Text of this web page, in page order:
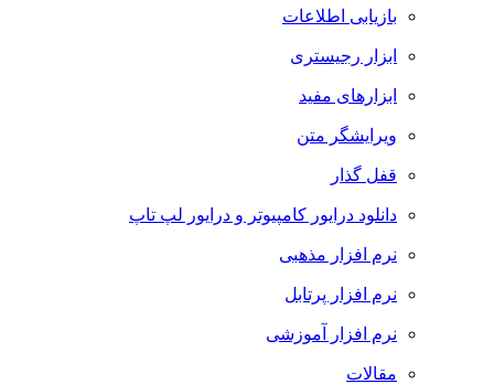
بازیابی اطلاعات
ابزار رجیستری
ابزارهای مفید
ویرایشگر متن
قفل گذار
دانلود درایور کامپیوتر و درایور لپ تاپ
نرم افزار مذهبی
نرم افزار پرتابل
نرم افزار آموزشی
مقالات